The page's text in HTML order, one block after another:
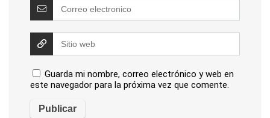
Guarda mi nombre, correo electrónico y web en
este navegador para la próxima vez que comente.